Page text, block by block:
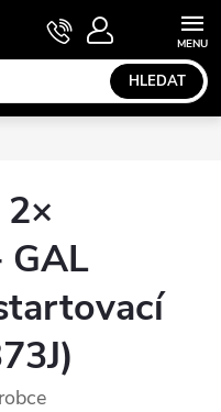
HLEDAT
NÁKUPNÍ
KOŠÍK
2×
GAL